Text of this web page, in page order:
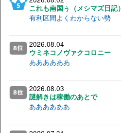
これも南国ぅ（メシマズ日記）
有利区間よくわからない勢
2026.08.04
ウミネコノヴァクコロニー
ああああああ
2026.08.03
謎解きは稼働のあとで
ああああああ